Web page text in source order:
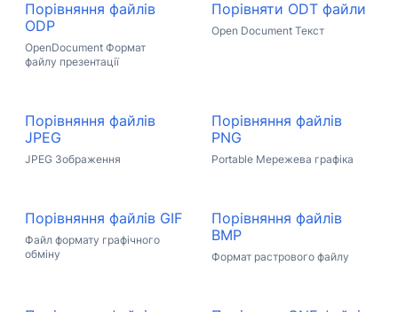
Порівняння файлів
ODP
OpenDocument Формат
файлу презентації
Порівняти ODT файли
Open Document Текст
Порівняння файлів
JPEG
JPEG Зображення
Порівняння файлів
PNG
Portable Мережева графіка
Порівняння файлів GIF
Файл формату графічного
обміну
Порівняння файлів
BMP
Формат растрового файлу